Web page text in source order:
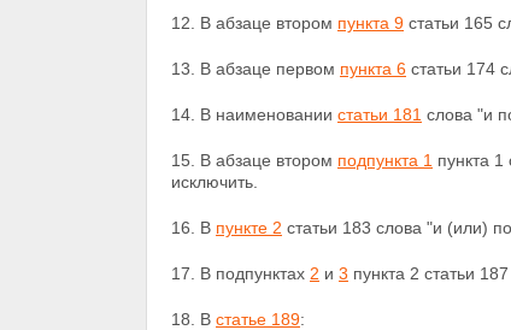
12. В абзаце втором пункта 9 статьи 165
13. В абзаце первом пункта 6 статьи 174
14. В наименовании статьи 181 слова "и
15. В абзаце втором подпункта 1 пункта
исключить.
16. В пункте 2 статьи 183 слова "и (или)
17. В подпунктах 2 и 3 пункта 2 статьи
18. В статье 189: